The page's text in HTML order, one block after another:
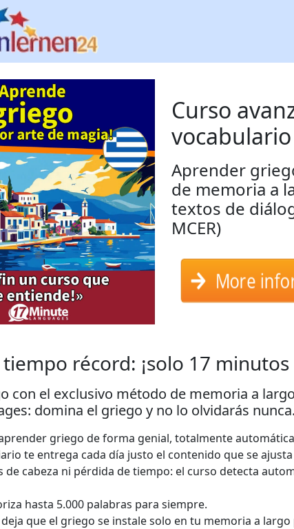
Curso
Aprender
de memoria a
textos de
MCER)
More
récord: ¡solo 17
con el exclusivo método de memoria a
domina el griego y no lo olvidarás
griego de forma genial, totalmente
te entrega cada día justo el contenido que se
de cabeza ni pérdida de tiempo: el curso detecta
hasta 5.000 palabras para siempre.
deja que el griego se instale solo en tu memoria a largo